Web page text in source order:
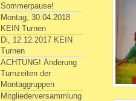
Sommerpause!
Montag, 30.04.2018
KEIN Turnen
Di, 12.12.2017 KEIN
Turnen
ACHTUNG! Änderung
Turnzeiten der
Montaggruppen
Mitgliederversammlung